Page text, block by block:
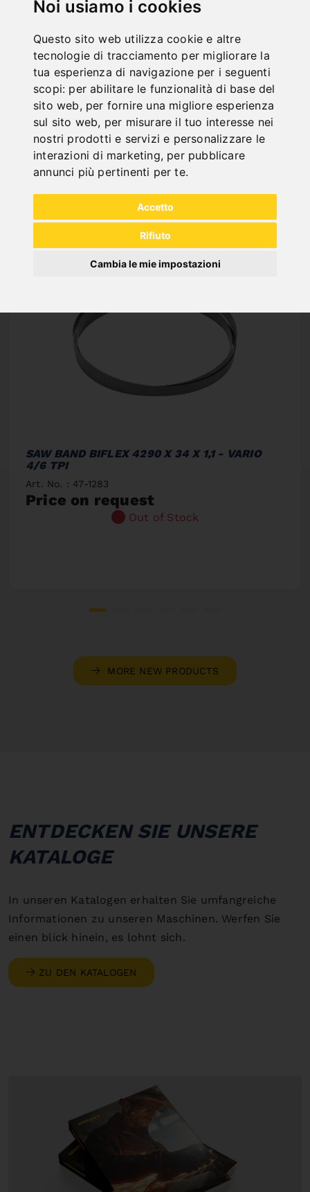
Noi usiamo i cookies
Questo sito web utilizza cookie e altre
tecnologie di tracciamento per migliorare la
tua esperienza di navigazione per i seguenti
scopi: per abilitare le funzionalità di base del
sito web, per fornire una migliore esperienza
sul sito web, per misurare il tuo interesse nei
nostri prodotti e servizi e personalizzare le
interazioni di marketing, per pubblicare
annunci più pertinenti per te.
Accetto
Rifiuto
Cambia le mie impostazioni
ONLINE
KATALOGE
NEW PRODUCTS
SAW BAND BIFLEX 4290 X 34 X 1,1 - VARIO
4/6 TPI
Art. No. : 47-1283
Price on request
Out of Stock
MORE NEW PRODUCTS
ENTDECKEN SIE UNSERE
KATALOGE
In unseren Katalogen erhalten Sie umfangreiche
Informationen zu unseren Maschinen. Werfen Sie
einen blick hinein, es lohnt sich.
ZU DEN KATALOGEN